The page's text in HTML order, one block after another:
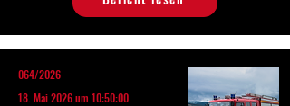
064/2026
18. Mai 2026 um 10:50:00